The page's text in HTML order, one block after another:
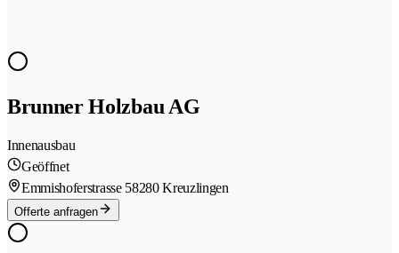
Brunner Holzbau AG
Innenausbau
Geöffnet
Emmishoferstrasse 58280 Kreuzlingen
Offerte anfragen